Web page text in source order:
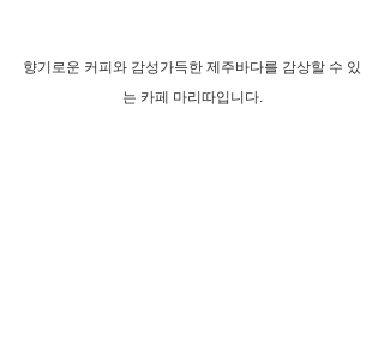
향기로운 커피와 감성가득한 제주바다를 감상할 수 있
는 카페 마리따입니다.